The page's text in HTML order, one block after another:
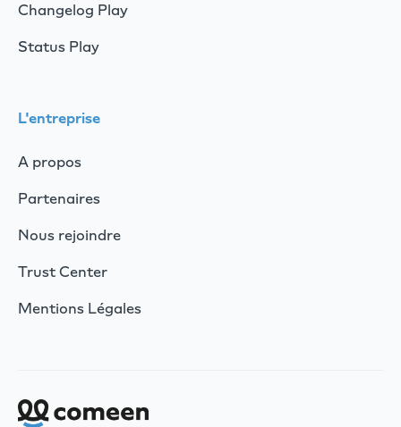
Changelog Play
Status Play
L'entreprise
A propos
Partenaires
Nous rejoindre
Trust Center
Mentions Légales